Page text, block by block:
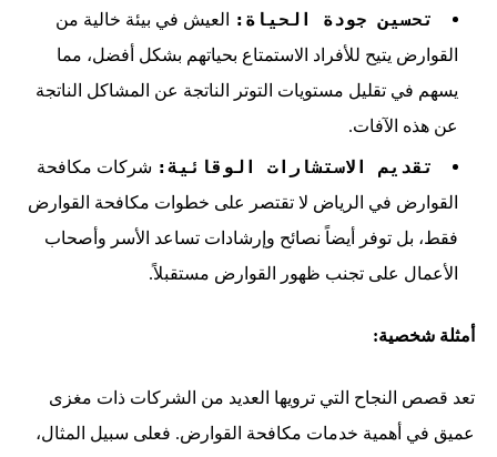
تحسين جودة الحياة:
العيش في بيئة خالية من
القوارض يتيح للأفراد الاستمتاع بحياتهم بشكل أفضل، مما
يسهم في تقليل مستويات التوتر الناتجة عن المشاكل الناتجة
عن هذه الآفات.
تقديم الاستشارات الوقائية: شركات مكافحة
القوارض في الرياض لا تقتصر على خطوات مكافحة القوارض
فقط، بل توفر أيضاً نصائح وإرشادات تساعد الأسر وأصحاب
الأعمال على تجنب ظهور القوارض مستقبلاً.
أمثلة شخصية:
تعد قصص النجاح التي ترويها العديد من الشركات ذات مغزى
عميق في أهمية خدمات مكافحة القوارض. فعلى سبيل المثال،